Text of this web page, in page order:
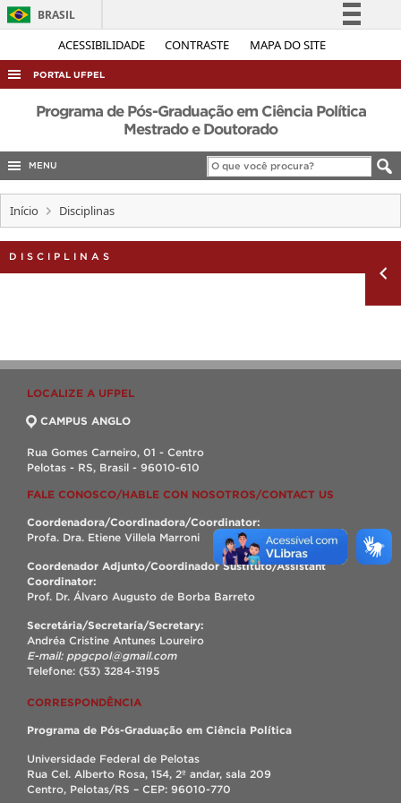
ACESSIBILIDADE CONTRASTE MAPA DO SITE
BRASIL
Simplifique!
Acesso à informação
Legislação
Canais
PORTAL UFPEL
ACESSO À INFORMAÇÃO
COBALTO
CONCURSOS
EDITAIS
INTERNACIONAL
Programa de Pós-Graduação em Ciência Política
Mestrado e Doutorado
MENU
Início Disciplinas
DISCIPLINAS
LOCALIZE A UFPEL
CAMPUS ANGLO
Rua Gomes Carneiro, 01 - Centro
Pelotas - RS, Brasil - 96010-610
FALE CONOSCO/HABLE CON NOSOTROS/CONTACT US
Coordenadora/Coordinadora/Coordinator:
Profa. Dra. Etiene Villela Marroni
Coordenador Adjunto/Coordinador Sustituto/Assistant
Coordinator:
Prof. Dr. Álvaro Augusto de Borba Barreto
Secretária/Secretaría/Secretary:
Andréa Cristine Antunes Loureiro
E-mail: ppgcpol@gmail.com
Telefone: (53) 3284-3195
CORRESPONDÊNCIA
Programa de Pós-Graduação em Ciência Política
Universidade Federal de Pelotas
Rua Cel. Alberto Rosa, 154, 2º andar, sala 209
Centro, Pelotas/RS – CEP: 96010-770